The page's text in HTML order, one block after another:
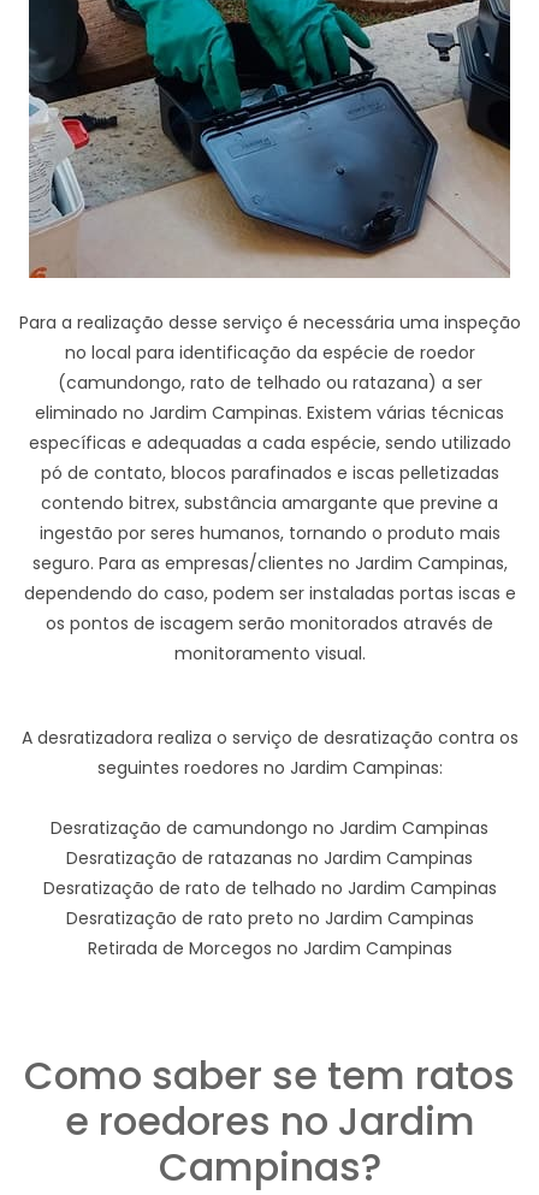
Para a realização desse serviço é necessária uma inspeção
no local para identificação da espécie de roedor
(camundongo, rato de telhado ou ratazana) a ser
eliminado no Jardim Campinas. Existem várias técnicas
específicas e adequadas a cada espécie, sendo utilizado
pó de contato, blocos parafinados e iscas pelletizadas
contendo bitrex, substância amargante que previne a
ingestão por seres humanos, tornando o produto mais
seguro. Para as empresas/clientes no Jardim Campinas,
dependendo do caso, podem ser instaladas portas iscas e
os pontos de iscagem serão monitorados através de
monitoramento visual.
A desratizadora realiza o serviço de desratização contra os
seguintes roedores no Jardim Campinas:
Desratização de camundongo no Jardim Campinas
Desratização de ratazanas no Jardim Campinas
Desratização de rato de telhado no Jardim Campinas
Desratização de rato preto no Jardim Campinas
Retirada de Morcegos no Jardim Campinas
Como saber se tem ratos
e roedores no Jardim
Campinas?